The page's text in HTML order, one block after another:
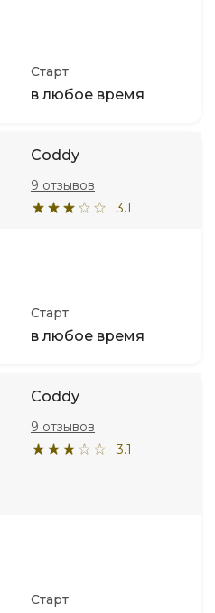
Старт
в любое время
Coddy
3.1
9 отзывов
Старт
в любое время
Coddy
3.1
9 отзывов
Старт